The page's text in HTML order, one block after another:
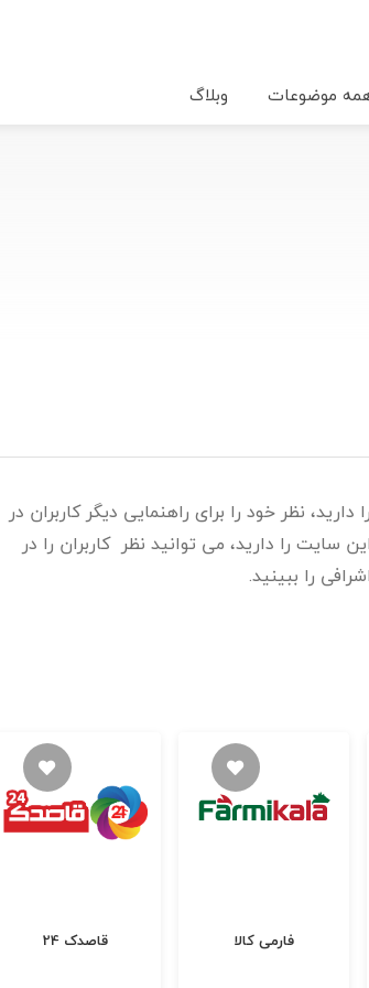
موضوعات وبلاگ
نظر خود را برای راهنمایی دیگر کاربران در
را دارید، می توانید نظر کاربران را در
را ببینید.
قاصدک 24 فارمی کالا